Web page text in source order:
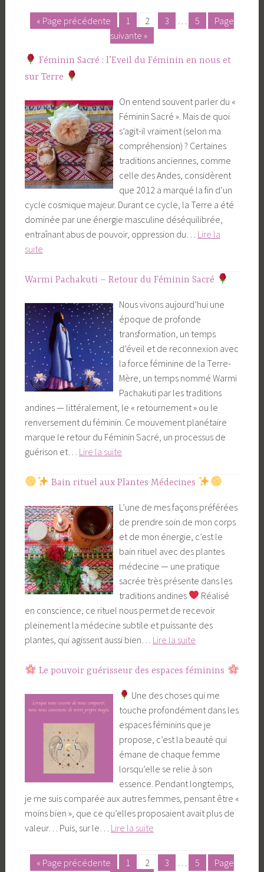
Posts
« Page précédente 1 2 3 … 5
Page
suivante »
Féminin Sacré : l’Eveil du Féminin en nous et
sur Terre
On entend souvent parler du «
Féminin Sacré ». Mais de quoi
s’agit-il vraiment (selon ma
compréhension) ? Certaines
traditions anciennes, comme
celle des Andes, considèrent
que 2012 a marqué la fin d’un
cycle cosmique majeur. Durant ce cycle, la Terre a été
dominée par une énergie masculine déséquilibrée,
entraînant abus de pouvoir, oppression du… Lire la
suite
Sacré
l’Eveil
du
Féminin
en
nous
et
sur
Terre
Warmi Pachakuti – Retour du Féminin Sacré
Nous vivons aujourd’hui une
époque de profonde
transformation, un temps
d’éveil et de reconnexion avec
la force féminine de la Terre-
Mère, un temps nommé Warmi
Pachakuti par les traditions
andines — littéralement, le « retournement » ou le
renversement du féminin. Ce mouvement planétaire
marque le retour du Féminin Sacré, un processus de
guérison et… Lire la suiteWarmi
–
du
Féminin
Sacré
Bain rituel aux Plantes Médecines
L’une de mes façons préférées
de prendre soin de mon corps
et de mon énergie, c’est le
bain rituel avec des plantes
médecine — une pratique
sacrée très présente dans les
traditions andines
Réalisé
en conscience, ce rituel nous permet de recevoir
pleinement la médecine subtile et puissante des
plantes, qui agissent aussi bien… Lire la suite
Bain
aux
Plantes
Médecines
Le pouvoir guérisseur des espaces féminins
Une des choses qui me
touche profondément dans les
espaces féminins que je
propose, c’est la beauté qui
émane de chaque femme
lorsqu’elle se relie à son
essence. Pendant longtemps,
je me suis comparée aux autres femmes, pensant être «
moins bien », que ce qu’elles proposaient avait plus de
valeur… Puis, sur le… Lire la suite
pouvoir
Posts
« Page précédente 1 2 3 … 5
Page